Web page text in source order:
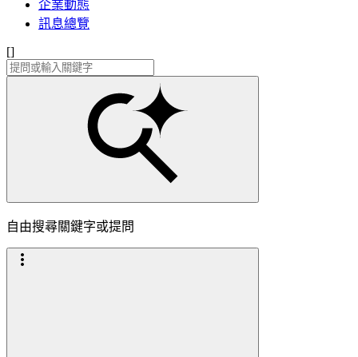
企業動態
訊息總覽
[]
自由搜尋關鍵字或提問